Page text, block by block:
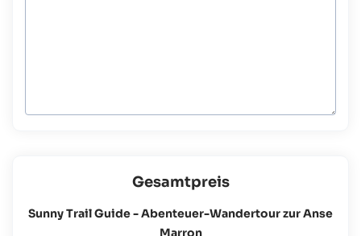
Gesamtpreis
Sunny Trail Guide - Abenteuer-Wandertour zur Anse
Marron